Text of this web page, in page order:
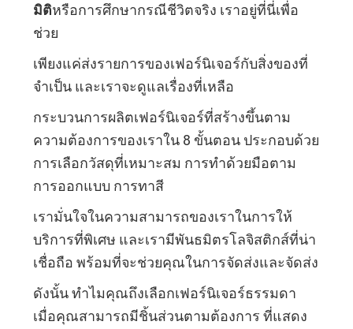
กรณี
อ้าง
แผนผัง
เว็บไซต์
นโยบาย
ความ
มิติหรือการศึกษากรณีชีวิตจริง เราอยู่ที่นี่เพื่อ
ช่วย
เพียงแค่ส่งรายการของเฟอร์นิเจอร์กับสิ่งของที่
จําเป็น และเราจะดูแลเรื่องที่เหลือ
กระบวนการผลิตเฟอร์นิเจอร์ที่สร้างขึ้นตาม
ความต้องการของเราใน 8 ขั้นตอน ประกอบด้วย
การเลือกวัสดุที่เหมาะสม การทําด้วยมือตาม
การออกแบบ การทาสี
เรามั่นใจในความสามารถของเราในการให้
บริการที่พิเศษ และเรามีพันธมิตรโลจิสติกส์ที่น่า
เชื่อถือ พร้อมที่จะช่วยคุณในการจัดส่งและจัดส่ง
ดังนั้น ทําไมคุณถึงเลือกเฟอร์นิเจอร์ธรรมดา
เมื่อคุณสามารถมีชิ้นส่วนตามต้องการ ที่แสดง